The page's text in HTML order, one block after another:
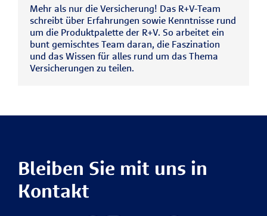
Mehr als nur die Versicherung! Das R+V-Team
schreibt über Erfahrungen sowie Kenntnisse rund
um die Produktpalette der R+V. So arbeitet ein
bunt gemischtes Team daran, die Faszination
und das Wissen für alles rund um das Thema
Versicherungen zu teilen.
Bleiben Sie mit uns in
Kontakt